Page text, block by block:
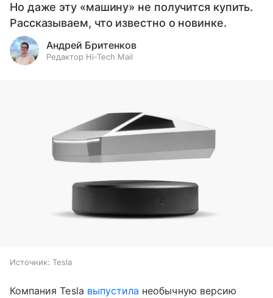
Но даже эту «машину» не получится купить.
Рассказываем, что известно о новинке.
Андрей Бритенков
Редактор Hi-Tech Mail
Источник: Tesla
Компания Tesla выпустила необычную версию